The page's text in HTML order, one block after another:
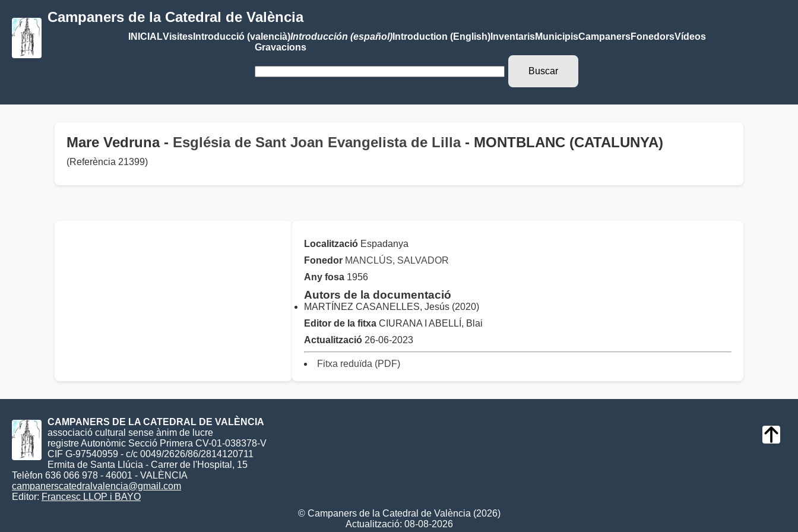
Campaners de la Catedral de València
INICIALVisitesIntroducció (valencià)Introducción (español)Introduction (English)InventarisMunicipisCampanersFonedorsVídeos
Gravacions
Mare Vedruna - Església de Sant Joan Evangelista de Lilla- MONTBLANC (CATALUNYA)
(Referència 21399)
Localització Espadanya
Fonedor MANCLÚS, SALVADOR
Any fosa 1956
Autors de la documentació
MARTÍNEZ CASANELLES, Jesús (2020)
Editor de la fitxa CIURANA I ABELLÍ, Blai
Actualització 26-06-2023
Fitxa reduïda (PDF)
CAMPANERS DE LA CATEDRAL DE VALÈNCIA
associació cultural sense ànim de lucre
registre Autonòmic Secció Primera CV-01-038378-V
CIF G-97540959 - c/c 0049/2626/86/2814120711
Ermita de Santa Llúcia - Carrer de l'Hospital, 15
Telèfon 636 066 978 - 46001 - VALÈNCIA
campanerscatedralvalencia@gmail.com
Editor: Francesc LLOP i BAYO
© Campaners de la Catedral de València (2026)
Actualització: 08-08-2026